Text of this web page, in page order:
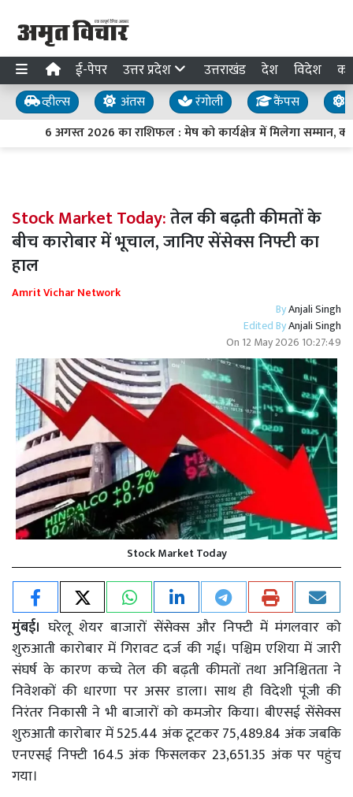
ई-पेपर उत्तर प्रदेश उत्तराखंड देश विदेश
व्हील्स अंतस रंगोली कैंपस
6 अगस्त 2026 का राशिफल : मेष को कार्यक्षेत्र में मिलेगा सम्मान,
Stock Market Today:तेल की बढ़ती कीमतों के
बीच कारोबार में भूचाल, जानिए सेंसेक्स निफ्टी का
हाल
Amrit Vichar Network
ByAnjali Singh
Edited ByAnjali Singh
On 12 May 2026 10:27:49
Stock Market Today
मुंबई। घरेलू शेयर बाजारों सेंसेक्स और निफ्टी में मंगलवार को
शुरुआती कारोबार में गिरावट दर्ज की गई। पश्चिम एशिया में जारी
संघर्ष के कारण कच्चे तेल की बढ़ती कीमतों तथा अनिश्चितता ने
निवेशकों की धारणा पर असर डाला। साथ ही विदेशी पूंजी की
निरंतर निकासी ने भी बाजारों को कमजोर किया। बीएसई सेंसेक्स
शुरुआती कारोबार में 525.44 अंक टूटकर 75,489.84 अंक जबकि
एनएसई निफ्टी 164.5 अंक फिसलकर 23,651.35 अंक पर पहुंच
गया।